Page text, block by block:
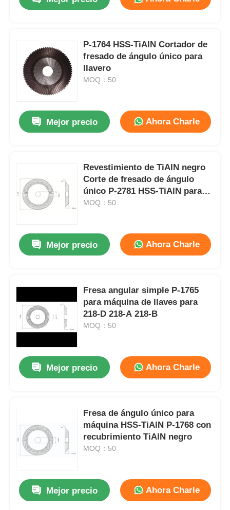
P-1764 HSS-TiAlN Cortador de
fresado de ángulo único para
llavero
MOQ：50
Mejor precio Ahora Charle
Revestimiento de TiAlN negro
Corte de fresado de ángulo
único P-2781 HSS-TiAlN para
llavero
MOQ：50
Mejor precio Ahora Charle
Fresa angular simple P-1765
para máquina de llaves para
218-D 218-A 218-B
MOQ：50
Mejor precio Ahora Charle
Fresa de ángulo único para
máquina HSS-TiAlN P-1768 con
recubrimiento TiAlN negro
MOQ：50
Mejor precio Ahora Charle